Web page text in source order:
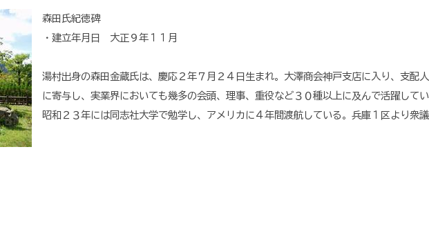
森田氏紀徳碑
・建立年月日 大正９年１１月
湯村出身の森田金蔵氏は、慶応２年７月２４日生まれ。大澤商会神戸支店に入り、支配
に寄与し、実業界においても幾多の会頭、理事、重役など３０種以上に及んで活躍してい
昭和２３年には同志社大学で勉学し、アメリカに４年間渡航している。兵庫１区より衆